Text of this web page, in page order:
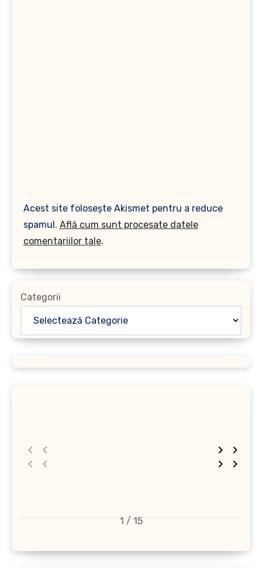
Acest site folosește Akismet pentru a reduce
spamul. Află cum sunt procesate datele
comentariilor tale.
Categorii
1 / 15